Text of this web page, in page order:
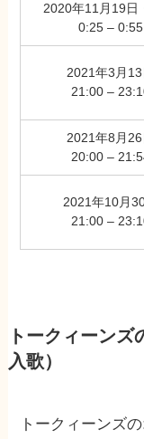
2020年11月19日
0:25 – 0:55
2021年3月13
21:00 –
2021年8月26
20:00 –
2021年10月
21:00 –
トークィーン
入歌）
トークィーンズ